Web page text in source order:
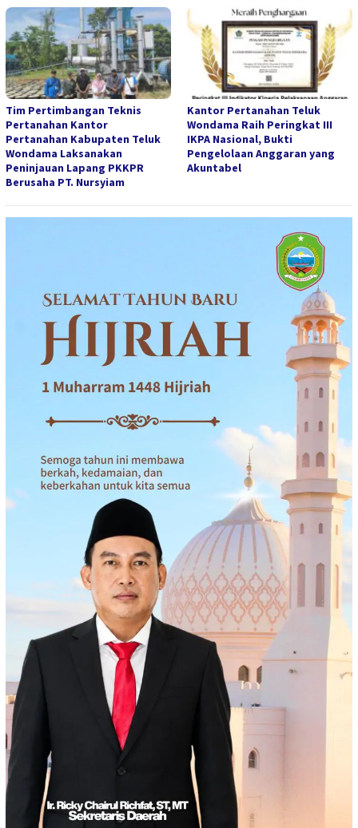
Tim Pertimbangan Teknis
Pertanahan Kantor
Pertanahan Kabupaten Teluk
Wondama Laksanakan
Peninjauan Lapang PKKPR
Berusaha PT. Nursyiam
Kantor Pertanahan Teluk
Wondama Raih Peringkat III
IKPA Nasional, Bukti
Pengelolaan Anggaran yang
Akuntabel